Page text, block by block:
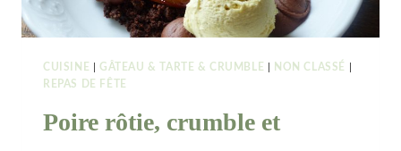
CUISINE GÂTEAU & TARTE & CRUMBLE NON CLASSÉ
REPAS DE FÊTE
Poire rôtie, crumble et